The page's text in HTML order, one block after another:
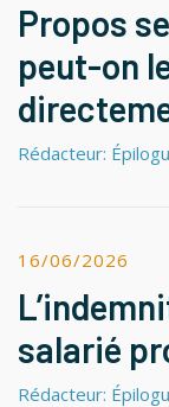
Propos
peut-on
Rédacteur:
16/06/2026
salarié
Rédacteur: